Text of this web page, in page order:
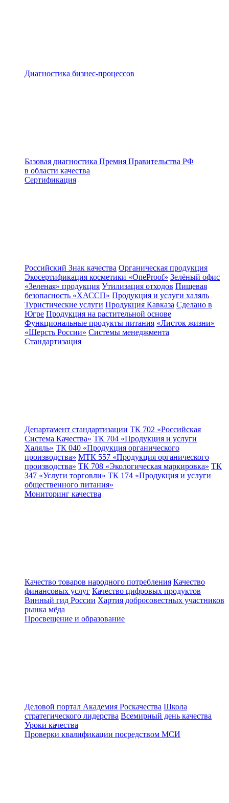
Диагностика бизнес-процессов
Базовая диагностика Премия Правительства РФ
в области качества
Сертификация
Российский Знак качества Органическая продукция
Экосертификация косметики «OneProof» Зелёный офис
«Зеленая» продукция Утилизация отходов Пищевая
безопасность «ХАССП» Продукция и услуги халяль
Туристические услуги Продукция Кавказа Сделано в
Югре Продукция на растительной основе
Функциональные продукты питания «Листок жизни»
«Шерсть России» Системы менеджмента
Стандартизация
Департамент стандартизации ТК 702 «Российская
Система Качества» ТК 704 «Продукция и услуги
Халяль» ТК 040 «Продукция органического
производства» МТК 557 «Продукция органического
производства» ТК 708 «Экологическая маркировка» ТК
347 «Услуги торговли» ТК 174 «Продукция и услуги
общественного питания»
Мониторинг качества
Качество товаров народного потребления Качество
финансовых услуг Качество цифровых продуктов
Винный гид России Хартия добросовестных участников
рынка мёда
Просвещение и образование
Деловой портал Академия Роскачества Школа
стратегического лидерства Всемирный день качества
Уроки качества
Проверки квалификации посредством МСИ